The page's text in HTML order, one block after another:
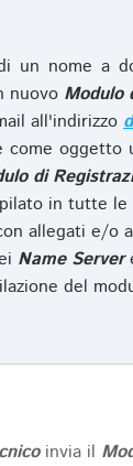
un nome a
nuovo Modulo
all'indirizzo
oggetto
di
in tutte
allegati e/
Name Server
del
invia il